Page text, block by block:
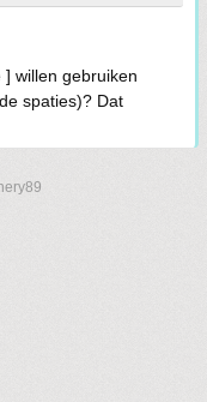
willen gebruiken
spaties)? Dat